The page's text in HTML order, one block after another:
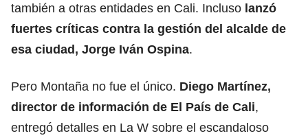
también a otras entidades en Cali. Incluso lanzó
fuertes críticas contra la gestión del alcalde de
esa ciudad, Jorge Iván Ospina.
Pero Montaña no fue el único. Diego Martínez,
director de información de El País de Cali,
entregó detalles en La W sobre el escandaloso